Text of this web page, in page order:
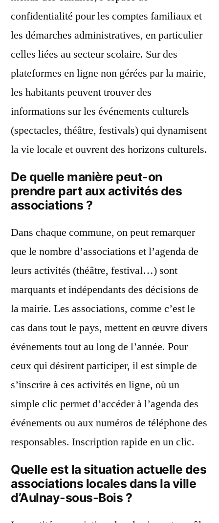
confidentialité pour les comptes familiaux et
les démarches administratives, en particulier
celles liées au secteur scolaire. Sur des
plateformes en ligne non gérées par la mairie,
les habitants peuvent trouver des
informations sur les événements culturels
(spectacles, théâtre, festivals) qui dynamisent
la vie locale et ouvrent des horizons culturels.
De quelle manière peut-on
prendre part aux activités des
associations ?
Dans chaque commune, on peut remarquer
que le nombre d’associations et l’agenda de
leurs activités (théâtre, festival…) sont
marquants et indépendants des décisions de
la mairie. Les associations, comme c’est le
cas dans tout le pays, mettent en œuvre divers
événements tout au long de l’année. Pour
ceux qui désirent participer, il est simple de
s’inscrire à ces activités en ligne, où un
simple clic permet d’accéder à l’agenda des
événements ou aux numéros de téléphone des
responsables. Inscription rapide en un clic.
Quelle est la situation actuelle des
associations locales dans la ville
d’Aulnay-sous-Bois ?